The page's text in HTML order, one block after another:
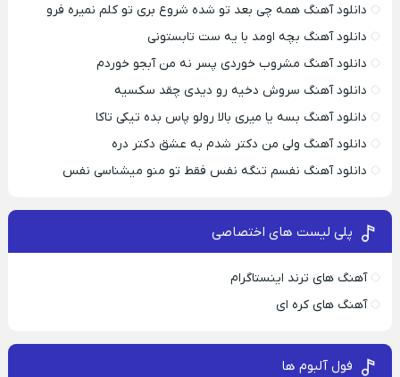
دانلود آهنگ همه چی بعد تو شده شروع بری تو کلم نمیره فرو
دانلود آهنگ بچه اومد با یه ست تابستونی
دانلود آهنگ مشروب خوردی پسر نه من آبجو خوردم
دانلود آهنگ سروش دخیه رو دیدی چقد سکسیه
دانلود آهنگ بسه یا میری بالا رولو پاس بده تیکی تاکا
دانلود آهنگ ولی من دکتر شدم به عشق دکتر دره
دانلود آهنگ نفسم تنگه نفس فقط تو منو میشناسی نفس
پلی لیست های اختصاصی
آهنگ های ترند اینستاگرام
آهنگ های کره ای
فول آلبوم ها